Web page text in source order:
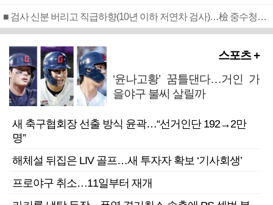
■ 검사 신분 버리고 직급하향(10년 이하 저연차 검사)…檢 중수청행 기피
스포츠 +
‘윤나고황’ 꿈틀댄다…거인 가
을야구 불씨 살릴까
새 축구협회장 선출 방식 윤곽…“선거인단 192→2만
명”
해체설 뒤집은 LIV 골프…새 투자자 확보 ‘기사회생’
프로야구 취소…11일부터 재개